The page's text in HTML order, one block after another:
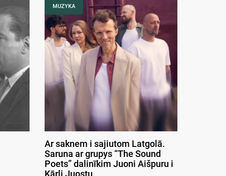
MUZYKA
Ar saknem i sajiutom Latgolā.
Saruna ar grupys “The Sound
Poets” dalinīkim Juoni Aišpuru i
Kārli Juostu